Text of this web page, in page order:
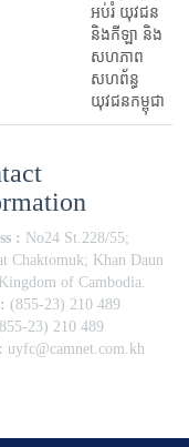
អប់រំ​ យុវជន
និងកីឡា និង
សហភាព
សហព័ន្ធ
យុវជនកម្ពុជា
: No24 St.228/55;
Chaktomuk; Khan Daun
of Cambodia.
(855-23) 210 489
23) 210 489
uyfc@camnet.com.kh